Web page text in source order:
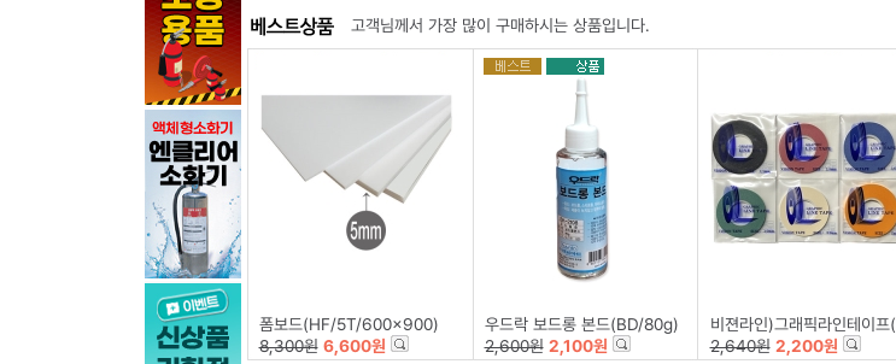
고객님께서 가장 많이 구매하시는 상품입니다.
폼보드(HF/5T/600x900)
8,300원 6,600원
우드락 보드롱 본드(BD/80g)
2,600원 2,100원
비젼라인)그래픽라인테이프(1.5mm*16m)노랑
2,640원 2,200원